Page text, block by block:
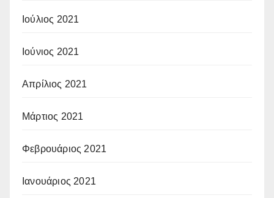
Ιούλιος 2021
Ιούνιος 2021
Απρίλιος 2021
Μάρτιος 2021
Φεβρουάριος 2021
Ιανουάριος 2021